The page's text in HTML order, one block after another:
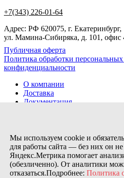
+7(343) 226-01-64
Адрес: РФ 620075, г. Екатеринбург,
ул. Мамина-Сибиряка, д. 101, офис
Публичная оферта
Политика обработки
конфиденциальности
О компании
Доставка
Документация
Контакты
Заказов сегодня / Всего
21
Мы используем cookie и
для работы сайта — без них он
Яндекс.Метрика помогает
(обезличенно). От аналитики
отказаться.Подробнее: Политика